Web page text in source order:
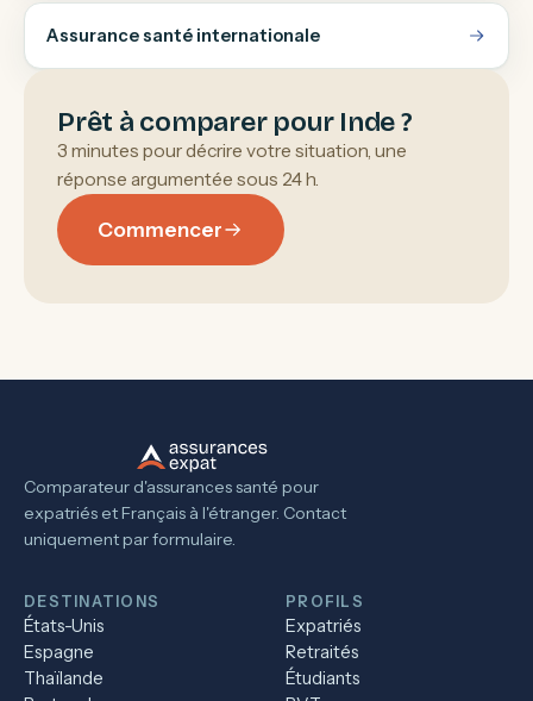
Assurance santé internationale
Prêt à comparer pour Inde ?
3 minutes pour décrire votre situation, une
réponse argumentée sous 24 h.
Commencer
Comparateur d'assurances santé pour
expatriés et Français à l'étranger. Contact
uniquement par formulaire.
DESTINATIONS
États-Unis
Espagne
Thaïlande
PROFILS
Expatriés
Retraités
Étudiants